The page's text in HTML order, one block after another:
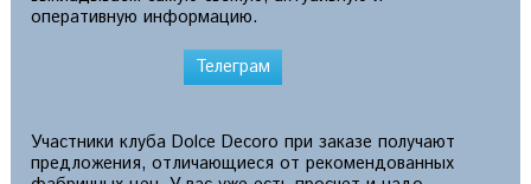
оперативную информацию.
Телеграм
Участники клуба Dolce Decoro при заказе получают
предложения, отличающиеся от рекомендованных